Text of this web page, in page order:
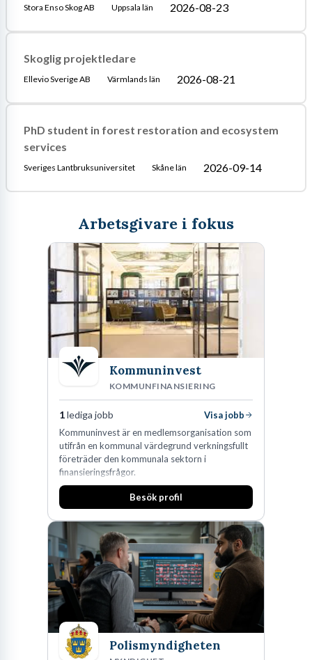
Stora Enso Skog AB Uppsala län 2026-08-23
Skoglig projektledare
Ellevio Sverige AB Värmlands län 2026-08-21
PhD student in forest restoration and ecosystem
services
Sveriges Lantbruksuniversitet Skåne län 2026-09-14
Arbetsgivare i fokus
Kommuninvest
KOMMUNFINANSIERING
1lediga jobb
Visa jobb
Kommuninvest är en medlemsorganisation som
utifrån en kommunal värdegrund verkningsfullt
företräder den kommunala sektorn i
finansieringsfrågor.
Besök profil
Polismyndigheten